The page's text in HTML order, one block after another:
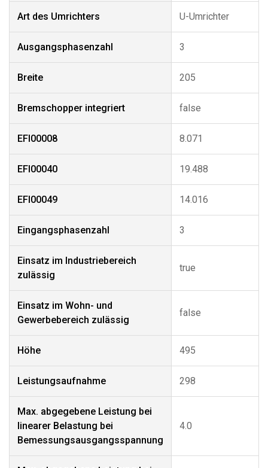
Art des Umrichters U-Umrichter
Ausgangsphasenzahl 3
Breite 205
Bremschopper integriert false
EFI00008 8.071
EFI00040 19.488
EFI00049 14.016
Eingangsphasenzahl 3
Einsatz im Industriebereich
zulässig
true
Einsatz im Wohn- und
Gewerbebereich zulässig
false
Höhe 495
Leistungsaufnahme 298
Max. abgegebene Leistung bei
linearer Belastung bei
Bemessungsausgangsspannung
4.0